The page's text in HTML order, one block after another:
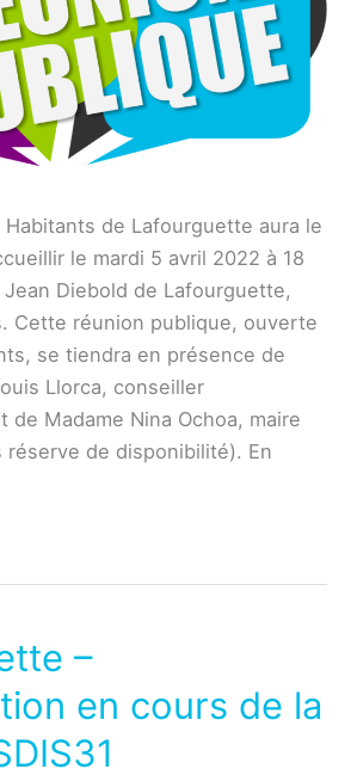
Habitants de Lafourguette aura le
le mardi 5 avril 2022 à 18
Diebold de Lafourguette,
Cette réunion publique, ouverte
se tiendra en présence de
Llorca, conseiller
de Madame Nina Ochoa, maire
de disponibilité). En
–
en cours de la